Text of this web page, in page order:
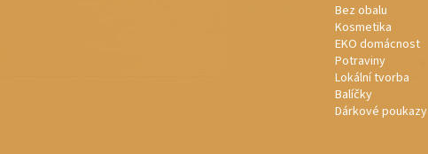
Bez obalu
Kosmetika
EKO domácnost
Potraviny
Lokální tvorba
Balíčky
Dárkové poukazy